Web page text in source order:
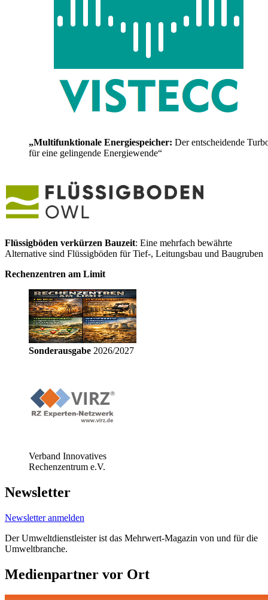
„Multifunktionale Energiespeicher: Der entscheidende
für eine gelingende Energiewende“
Flüssigböden verkürzen Bauzeit: Eine mehrfach bewährte
Alternative sind Flüssigböden für Tief-, Leitungsbau und Baugruben
Rechenzentren am Limit
Sonderausgabe 2026/2027
Verband Innovatives
Rechenzentrum e.V.
Newsletter
Newsletter anmelden
Der Umweltdienstleister ist das Mehrwert-Magazin von und für die
Umweltbranche.
Medienpartner vor Ort